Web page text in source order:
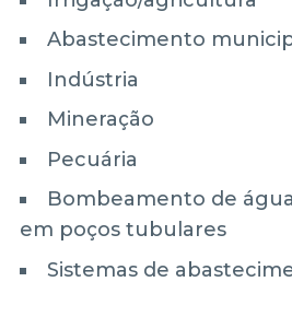
Abastecimento
Indústria
Mineração
Pecuária
Bombeamento de
em poços tubulares
Sistemas de